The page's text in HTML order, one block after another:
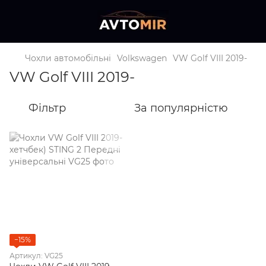
Чохли автомобільні Volkswagen VW Golf VIII 2019-
VW Golf VIII 2019-
Фільтр За популярністю
−15%
Артикул: VG25